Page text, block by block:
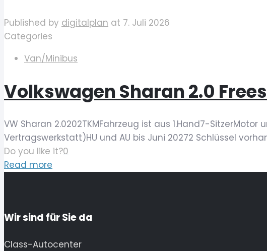
Published by digitalplan at 7. Juli 2026
Categories
Van/Minibus
Volkswagen Sharan 2.0
VW Sharan 2.0202TKMFahrzeug ist aus 1.Hand7-
Vertragswerkstatt)HU und AU bis Juni 20272 Schlüssel
Do you like it?0
Read more
Wir sind für Sie da
Class-Autocenter